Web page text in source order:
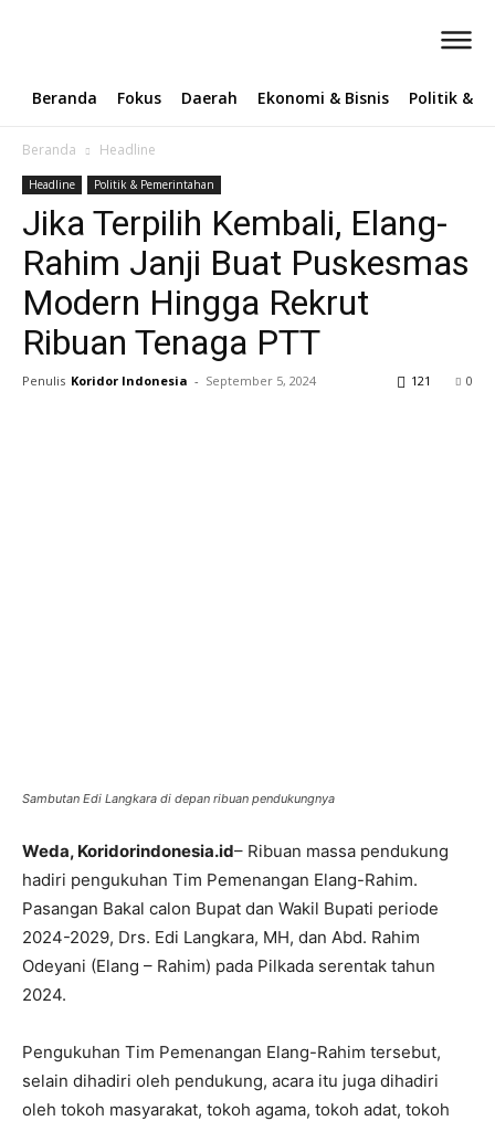
Beranda Fokus Daerah Ekonomi & Bisnis Politik &
Beranda Headline
Headline Politik & Pemerintahan
Jika Terpilih Kembali, Elang-
Rahim Janji Buat Puskesmas
Modern Hingga Rekrut
Ribuan Tenaga PTT
Penulis Koridor Indonesia - September 5, 2024 0
121
Sambutan Edi Langkara di depan ribuan pendukungnya
Weda, Koridorindonesia.id– Ribuan massa pendukung
hadiri pengukuhan Tim Pemenangan Elang-Rahim.
Pasangan Bakal calon Bupat dan Wakil Bupati periode
2024-2029, Drs. Edi Langkara, MH, dan Abd. Rahim
Odeyani (Elang – Rahim) pada Pilkada serentak tahun
2024.
Pengukuhan Tim Pemenangan Elang-Rahim tersebut,
selain dihadiri oleh pendukung, acara itu juga dihadiri
oleh tokoh masyarakat, tokoh agama, tokoh adat, tokoh